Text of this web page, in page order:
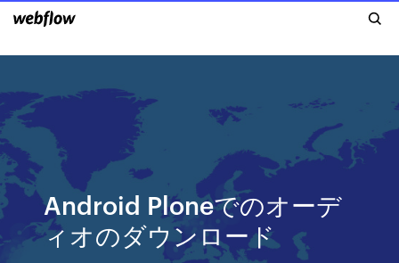
Android Ploneでのオーデ
ィオのダウンロード